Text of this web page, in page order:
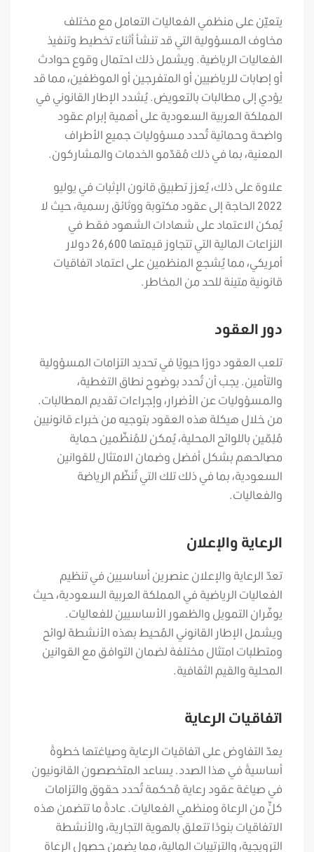
يتعيّن على منظمي الفعاليات التعامل مع مختلف
مخاوف المسؤولية التي قد تنشأ أثناء تخطيط وتنفيذ
الفعاليات الرياضية. ويشمل ذلك احتمال وقوع حوادث
أو إصابات للرياضيين أو المتفرجين أو الموظفين، مما قد
يؤدي إلى مطالبات بالتعويض. يُشدد الإطار القانوني في
المملكة العربية السعودية على أهمية إبرام عقود
واضحة وحمائية تُحدد مسؤوليات جميع الأطراف
المعنية، بما في ذلك مُقدّمو الخدمات والمشاركون.
علاوة على ذلك، يُعزز تطبيق قانون الإثبات في يوليو
2022 الحاجة إلى عقود مكتوبة ووثائق رسمية، حيث لا
يُمكن الاعتماد على شهادات الشهود فقط في
النزاعات المالية التي تتجاوز قيمتها 26,600 دولار
أمريكي، مما يُشجع المنظمين على اعتماد اتفاقيات
قانونية متينة للحد من المخاطر.
دور العقود
تلعب العقود دورًا حيويًا في تحديد التزامات المسؤولية
والتأمين. يجب أن تُحدد بوضوح نطاق التغطية،
والمسؤوليات عن الأضرار، وإجراءات تقديم المطالبات.
من خلال هيكلة هذه العقود بتوجيه من خبراء قانونيين
مُلِمّين باللوائح المحلية، يُمكن للمُنظّمين حماية
مصالحهم بشكل أفضل وضمان الامتثال للقوانين
السعودية، بما في ذلك تلك التي تُنظّم الرياضة
والفعاليات.
الرعاية والإعلان
تعدّ الرعاية والإعلان عنصرين أساسيين في تنظيم
الفعاليات الرياضية في المملكة العربية السعودية، حيث
يوفّران التمويل والظهور الأساسيين للفعاليات.
ويشمل الإطار القانوني المُحيط بهذه الأنشطة لوائح
ومتطلبات امتثال مختلفة لضمان التوافق مع القوانين
المحلية والقيم الثقافية.
اتفاقيات الرعاية
يعدّ التفاوض على اتفاقيات الرعاية وصياغتها خطوةً
أساسيةً في هذا الصدد. يساعد المتخصصون القانونيون
في صياغة عقود رعاية مُحكمة تُحدد حقوق والتزامات
كلٍّ من الرعاة ومنظمي الفعاليات. عادةً ما تتضمن هذه
الاتفاقيات بنودًا تتعلق بالهوية التجارية، والأنشطة
الترويجية، والترتيبات المالية، مما يضمن حصول الرعاة